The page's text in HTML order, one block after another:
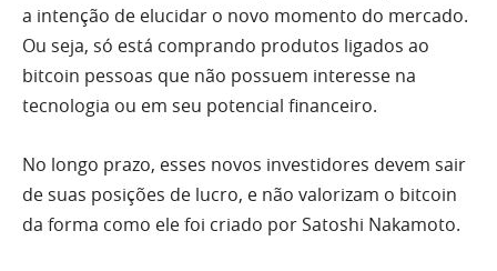
a intenção de elucidar o novo momento do mercado.
Ou seja, só está comprando produtos ligados ao
bitcoin pessoas que não possuem interesse na
tecnologia ou em seu potencial financeiro.
No longo prazo, esses novos investidores devem sair
de suas posições de lucro, e não valorizam o bitcoin
da forma como ele foi criado por Satoshi Nakamoto.